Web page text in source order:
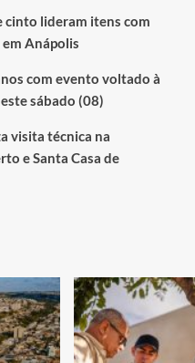
cinto lideram itens com
Anápolis
com evento voltado à
sábado (08)
visita técnica na
e Santa Casa de